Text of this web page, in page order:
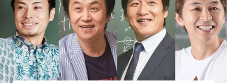
中国 山口県
九州 福岡県 熊本県 長崎県